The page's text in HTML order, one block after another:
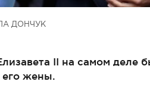
ДОНЧУК
II на самом деле
его жены.